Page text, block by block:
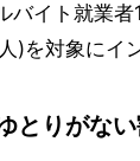
イト就業
を対象にイ
とりがな